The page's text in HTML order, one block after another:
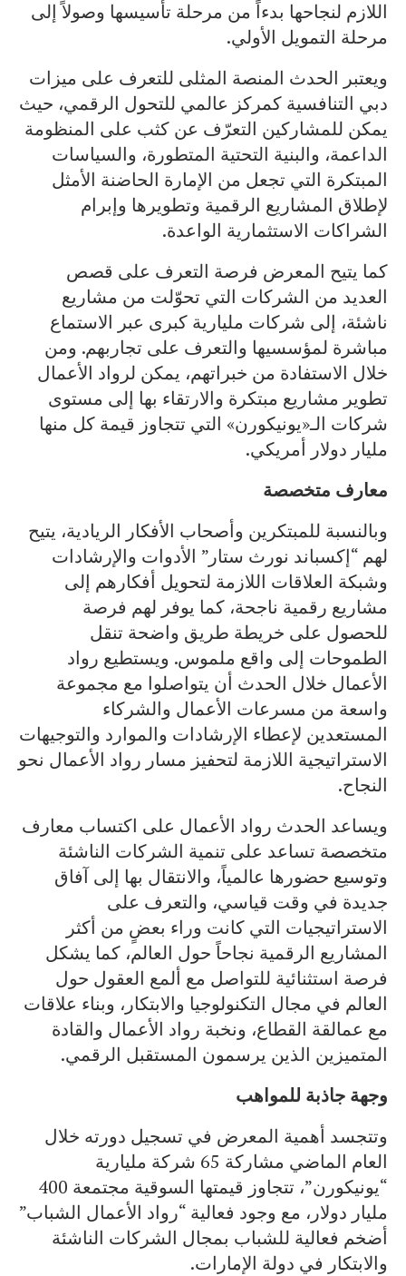
اللازم لنجاحها بدءاً من مرحلة تأسيسها وصولاً إلى
مرحلة التمويل الأولي.
ويعتبر الحدث المنصة المثلى للتعرف على ميزات
دبي التنافسية كمركز عالمي للتحول الرقمي، حيث
يمكن للمشاركين التعرّف عن كثب على المنظومة
الداعمة، والبنية التحتية المتطورة، والسياسات
المبتكرة التي تجعل من الإمارة الحاضنة الأمثل
لإطلاق المشاريع الرقمية وتطويرها وإبرام
الشراكات الاستثمارية الواعدة.
كما يتيح المعرض فرصة التعرف على قصص
العديد من الشركات التي تحوّلت من مشاريع
ناشئة، إلى شركات مليارية كبرى عبر الاستماع
مباشرة لمؤسسيها والتعرف على تجاربهم. ومن
خلال الاستفادة من خبراتهم، يمكن لرواد الأعمال
تطوير مشاريع مبتكرة والارتقاء بها إلى مستوى
شركات الـ«يونيكورن» التي تتجاوز قيمة كل منها
مليار دولار أمريكي.
معارف متخصصة
وبالنسبة للمبتكرين وأصحاب الأفكار الريادية، يتيح
لهم “إكسباند نورث ستار” الأدوات والإرشادات
وشبكة العلاقات اللازمة لتحويل أفكارهم إلى
مشاريع رقمية ناجحة، كما يوفر لهم فرصة
للحصول على خريطة طريق واضحة تنقل
الطموحات إلى واقع ملموس. ويستطيع رواد
الأعمال خلال الحدث أن يتواصلوا مع مجموعة
واسعة من مسرعات الأعمال والشركاء
المستعدين لإعطاء الإرشادات والموارد والتوجيهات
الاستراتيجية اللازمة لتحفيز مسار رواد الأعمال نحو
النجاح.
ويساعد الحدث رواد الأعمال على اكتساب معارف
متخصصة تساعد على تنمية الشركات الناشئة
وتوسيع حضورها عالمياً، والانتقال بها إلى آفاق
جديدة في وقت قياسي، والتعرف على
الاستراتيجيات التي كانت وراء بعضٍ من أكثر
المشاريع الرقمية نجاحاً حول العالم، كما يشكل
فرصة استثنائية للتواصل مع ألمع العقول حول
العالم في مجال التكنولوجيا والابتكار، وبناء علاقات
مع عمالقة القطاع، ونخبة رواد الأعمال والقادة
المتميزين الذين يرسمون المستقبل الرقمي.
وجهة جاذبة للمواهب
وتتجسد أهمية المعرض في تسجيل دورته خلال
العام الماضي مشاركة 65 شركة مليارية
“يونيكورن”، تتجاوز قيمتها السوقية مجتمعة 400
مليار دولار، مع وجود فعالية “رواد الأعمال الشباب”
أضخم فعالية للشباب بمجال الشركات الناشئة
والابتكار في دولة الإمارات.